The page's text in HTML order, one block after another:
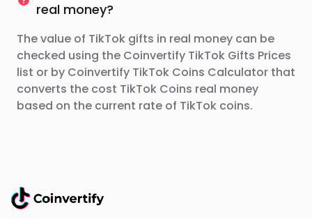
real money?
The value of TikTok gifts in real money can be
checked using the Coinvertify TikTok Gifts Prices
list or by Coinvertify TikTok Coins Calculator that
converts the cost TikTok Coins real money
based on the current rate of TikTok coins.